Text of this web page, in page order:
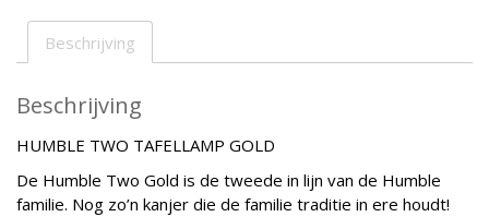
Beschrijving
Beschrijving
HUMBLE TWO TAFELLAMP GOLD
De Humble Two Gold is de tweede in lijn van de Humble
familie. Nog zo’n kanjer die de familie traditie in ere houdt!